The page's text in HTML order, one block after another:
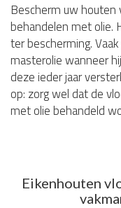
Bescherm uw
behandelen met olie.
ter bescherming.
masterolie wanneer
deze ieder jaar
op: zorg wel dat de
met olie behandeld
Eikenhouten